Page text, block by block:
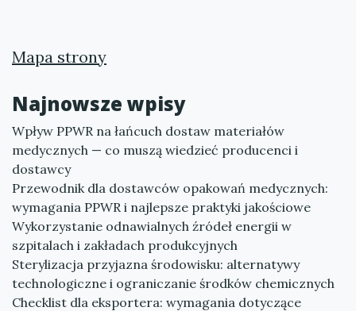
Mapa strony
Najnowsze wpisy
Wpływ PPWR na łańcuch dostaw materiałów
medycznych — co muszą wiedzieć producenci i
dostawcy
Przewodnik dla dostawców opakowań medycznych:
wymagania PPWR i najlepsze praktyki jakościowe
Wykorzystanie odnawialnych źródeł energii w
szpitalach i zakładach produkcyjnych
Sterylizacja przyjazna środowisku: alternatywy
technologiczne i ograniczanie środków chemicznych
Checklist dla eksportera: wymagania dotyczące